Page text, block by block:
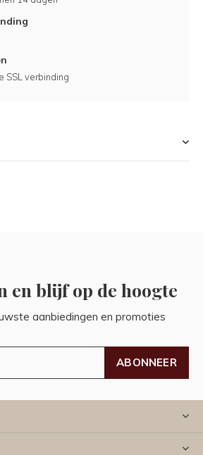
SSL verbinding
en blijf op de hoogte
aanbiedingen en promoties
ABONNEER